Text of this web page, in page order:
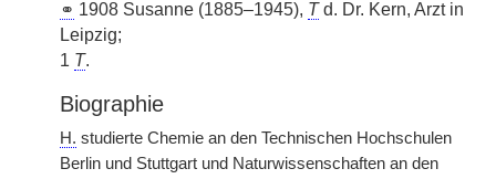
⚭ 1908 Susanne (1885–1945), Td. Dr. Kern, Arzt in
Leipzig;
1 T.
Biographie
H. studierte Chemie an den Technischen Hochschulen
Berlin und Stuttgart und Naturwissenschaften an den